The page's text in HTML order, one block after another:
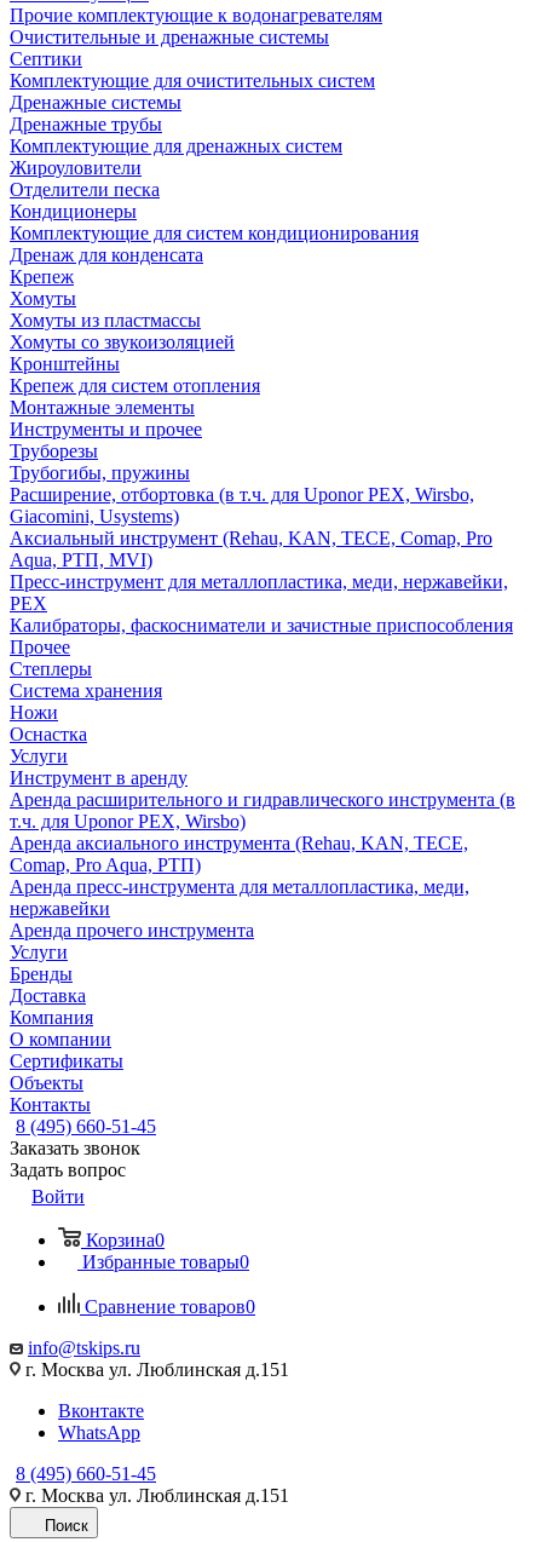
Прочие комплектующие к водонагревателям
Очистительные и дренажные системы
Септики
Комплектующие для очистительных систем
Дренажные системы
Дренажные трубы
Комплектующие для дренажных систем
Жироуловители
Отделители песка
Кондиционеры
Комплектующие для систем кондиционирования
Дренаж для конденсата
Крепеж
Хомуты
Хомуты из пластмассы
Хомуты со звукоизоляцией
Кронштейны
Крепеж для систем отопления
Монтажные элементы
Инструменты и прочее
Труборезы
Трубогибы, пружины
Расширение, отбортовка (в т.ч. для Uponor PEX, Wirsbo,
Giacomini, Usystems)
Аксиальный инструмент (Rehau, KAN, TECE, Comap, Pro
Aqua, РТП, MVI)
Пресс-инструмент для металлопластика, меди, нержавейки,
PEX
Калибраторы, фаскосниматели и зачистные приспособления
Прочее
Степлеры
Система хранения
Ножи
Оснастка
Услуги
Инструмент в аренду
Аренда расширительного и гидравлического инструмента (в
т.ч. для Uponor PEX, Wirsbo)
Аренда аксиального инструмента (Rehau, KAN, TECE,
Comap, Pro Aqua, РТП)
Аренда пресс-инструмента для металлопластика, меди,
нержавейки
Аренда прочего инструмента
Услуги
Бренды
Доставка
Компания
О компании
Сертификаты
Объекты
Контакты
8 (495) 660-51-45
Заказать звонок
Задать вопрос
Войти
Корзина0
Избранные товары0
Сравнение товаров0
info@tskips.ru
г. Москва ул. Люблинская д.151
Вконтакте
WhatsApp
8 (495) 660-51-45
г. Москва ул. Люблинская д.151
Поиск